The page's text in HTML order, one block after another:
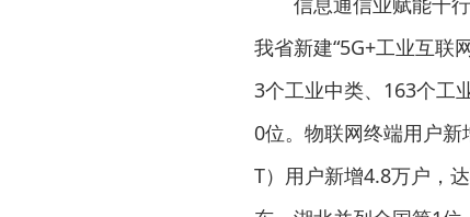
我省新建“5G+工业互联
3个工业中类、163个工
0位。物联网终端用户
T）用户新增4.8万户，